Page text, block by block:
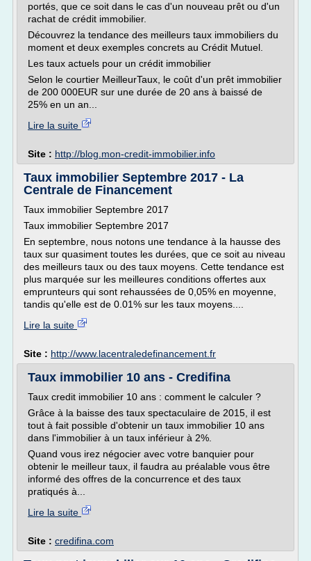
portés, que ce soit dans le cas d'un nouveau prêt ou d'un
rachat de crédit immobilier.
Découvrez la tendance des meilleurs taux immobiliers du
moment et deux exemples concrets au Crédit Mutuel.
Les taux actuels pour un crédit immobilier
Selon le courtier MeilleurTaux, le coût d'un prêt immobilier
de 200 000EUR sur une durée de 20 ans à baissé de
25% en un an...
Lire la suite
Site : http://blog.mon-credit-immobilier.info
Taux immobilier Septembre 2017 - La
Centrale de Financement
Taux immobilier Septembre 2017
Taux immobilier Septembre 2017
En septembre, nous notons une tendance à la hausse des
taux sur quasiment toutes les durées, que ce soit au niveau
des meilleurs taux ou des taux moyens. Cette tendance est
plus marquée sur les meilleures conditions offertes aux
emprunteurs qui sont rehaussées de 0,05% en moyenne,
tandis qu'elle est de 0.01% sur les taux moyens....
Lire la suite
Site : http://www.lacentraledefinancement.fr
Taux immobilier 10 ans - Credifina
Taux credit immobilier 10 ans : comment le calculer ?
Grâce à la baisse des taux spectaculaire de 2015, il est
tout à fait possible d'obtenir un taux immobilier 10 ans
dans l'immobilier à un taux inférieur à 2%.
Quand vous irez négocier avec votre banquier pour
obtenir le meilleur taux, il faudra au préalable vous être
informé des offres de la concurrence et des taux
pratiqués à...
Lire la suite
Site : credifina.com